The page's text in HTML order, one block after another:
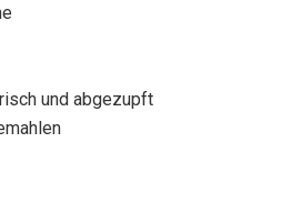
und abgezupft